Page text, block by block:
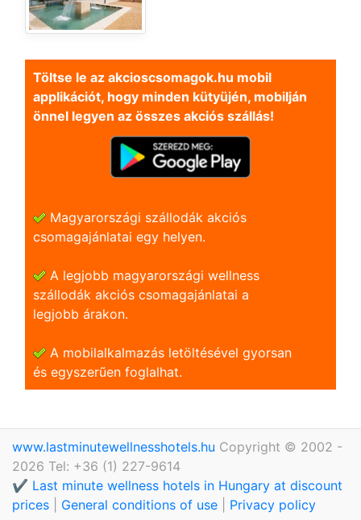
Töltse le az akcioscsomagok.hu mobil
applikációt, hogy minden kütyüjén, mobilján
önnel legyen az összes akciós szállás!
Magyarországi szállodák akciós
csomagajánlatai egy helyen.
A legjobb magyarországi wellness
szállodák akciós csomagajánlatai a
legjobb árakon.
A mobilalkalmazás letöltésével gyorsan
és egyszerũen foglalhat.
www.lastminutewellnesshotels.hu Copyright © 2002 -
2026 Tel: +36 (1) 227-9614
✔️ Last minute wellness hotels in Hungary at discount
prices
General conditions of use Privacy policy